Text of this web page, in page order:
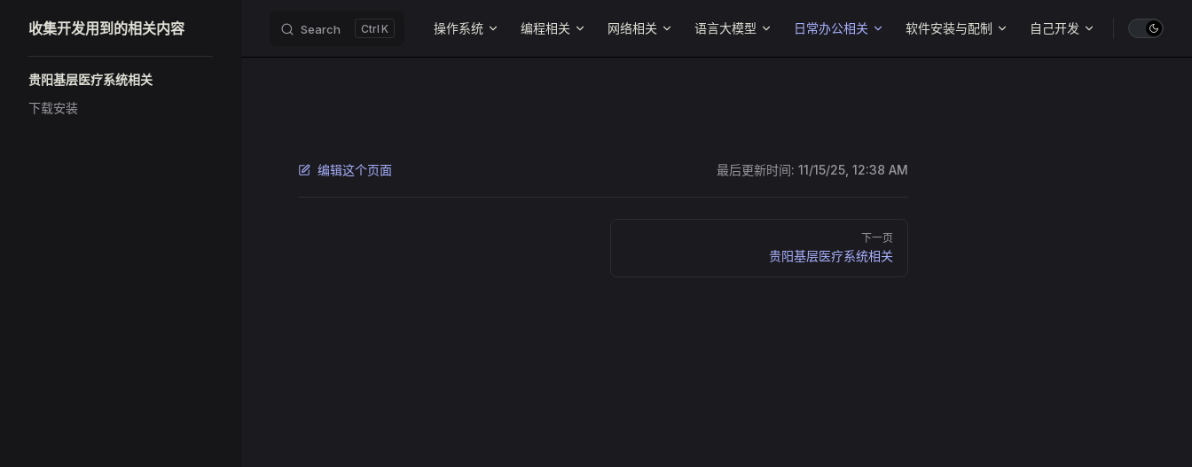
Skip to content
收集开发用到的相关内容 Search K 操作系统 编程相关 网络相关 语言大模型 日常办公相关 软件安装与配制 自己开发
贵阳基层医疗系统相关
下载安装
编辑这个页面 最后更新时间: 11/15/25, 12:38 AM
下一页
贵阳基层医疗系统相关